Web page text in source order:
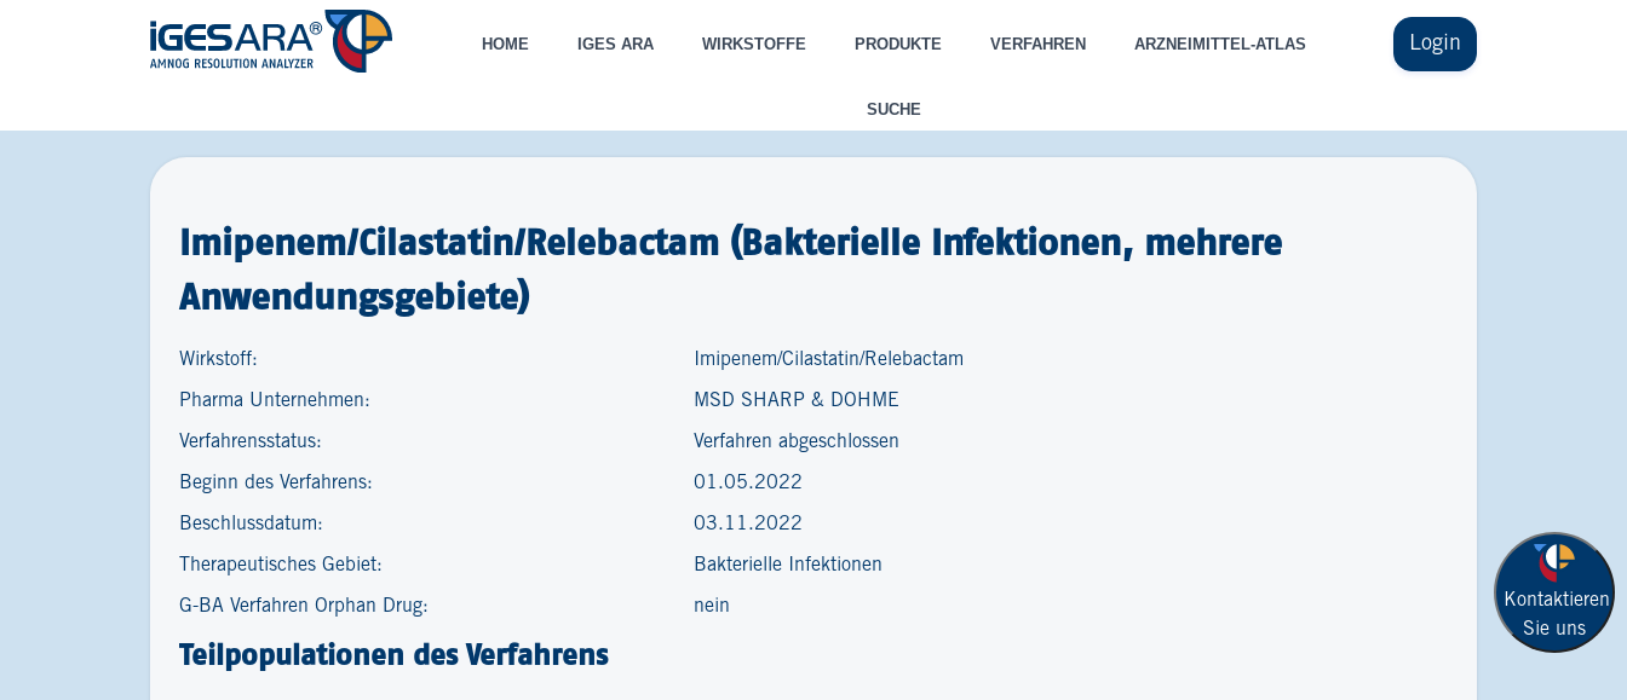
Login
HOME IGES ARA WIRKSTOFFE PRODUKTE VERFAHREN ARZNEIMITTEL-ATLAS
SUCHE
Kontaktieren
Sie uns
Imipenem/Cilastatin/Relebactam (Bakterielle Infektionen, mehrere
Anwendungsgebiete)
Wirkstoff: Imipenem/Cilastatin/Relebactam
Pharma Unternehmen: MSD SHARP & DOHME
Verfahrensstatus: Verfahren abgeschlossen
Beginn des Verfahrens: 01.05.2022
Beschlussdatum: 03.11.2022
Therapeutisches Gebiet: Bakterielle Infektionen
G-BA Verfahren Orphan Drug: nein
Teilpopulationen des Verfahrens